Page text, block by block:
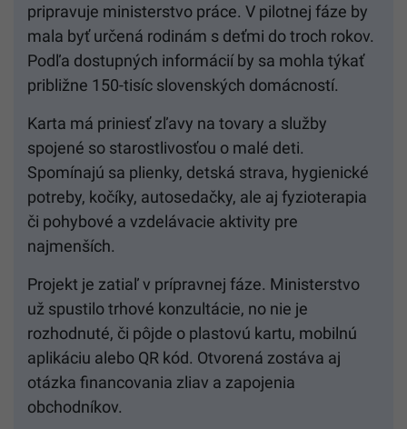
pripravuje ministerstvo práce. V pilotnej fáze by
mala byť určená rodinám s deťmi do troch rokov.
Podľa dostupných informácií by sa mohla týkať
približne 150-tisíc slovenských domácností.
Karta má priniesť zľavy na tovary a služby
spojené so starostlivosťou o malé deti.
Spomínajú sa plienky, detská strava, hygienické
potreby, kočíky, autosedačky, ale aj fyzioterapia
či pohybové a vzdelávacie aktivity pre
najmenších.
Projekt je zatiaľ v prípravnej fáze. Ministerstvo
už spustilo trhové konzultácie, no nie je
rozhodnuté, či pôjde o plastovú kartu, mobilnú
aplikáciu alebo QR kód. Otvorená zostáva aj
otázka financovania zliav a zapojenia
obchodníkov.